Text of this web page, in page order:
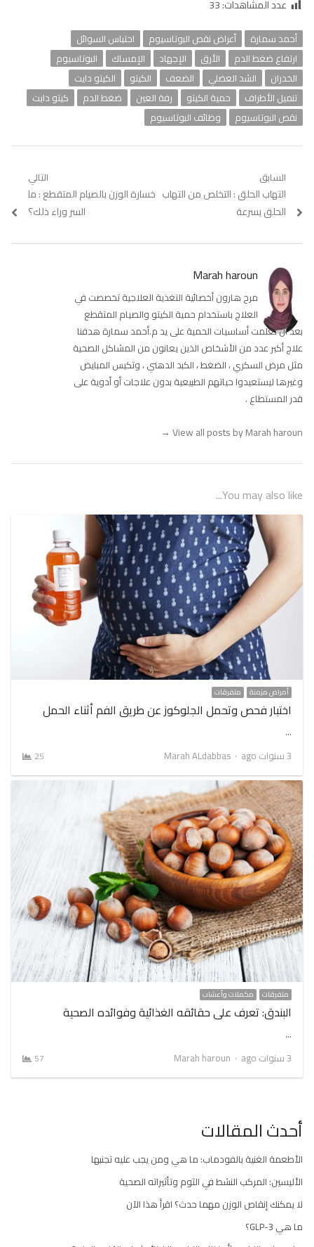
عدد المشاهدات:33
أحمد سمارة أعراض نقص البوتاسيوم
احتباس السوائل
ارتفاع ضغط الدم
الأرق الإجهاد الإمساك
البوتاسيوم
الخدران
الشد العضلي الضعف الكيتو
الكيتو دايت
تنميل الأطراف
حمية الكيتو رفة العين ضغط الدم
كيتو دايت
نقص البوتاسيوم
وظائف البوتاسيوم
تصفّح
المقالات
السابق
Previous
post:
التهاب الحلق : التخلص من التهاب
الحلق بسرعة
التالي
Next
خسارة الوزن بالصيام المتقطع : ما
السر وراء ذلك؟
Marah haroun
مرح هارون أخصائية التغذية العلاجية تخصصت في
العلاج باستخدام حمية الكيتو والصيام المتقطع
بعد أن تعلمت أساسيات الحمية على يد م.أحمد سمارة هدفنا
علاج أكبر عدد من الأشخاص الذين يعانون من المشاكل الصحية
مثل مرض السكري ، الضغط ، الكبد الدهني ، وتكيس المبايض
وغيرها ليستعيدوا حياتهم الطبيعية بدون علاجات أو أدوية على
قدر المستطاع .
View all posts by Marah haroun
→
You may also like...
أمراض مزمنة متفرقات
اختبار فحص وتحمل الجلوكوز عن طريق الفم أثناء الحمل
…
3 سنوات ago
Author
Marah ALdabbas
25
متفرقات مكملات وأعشاب
البندق: تعرف على حقائقه الغذائية وفوائده الصحية
…
3 سنوات ago
Author
Marah haroun
57
أحدث المقالات
الأطعمة الغنية بالفودماب: ما هي ومن يجب عليه تجنبها
الأليسين: المركب النشط في الثوم وتأثيراته الصحية
لا يمكنك إنقاص الوزن مهما حدث؟ اقرأ هذا الآن
ما هي GLP-3؟